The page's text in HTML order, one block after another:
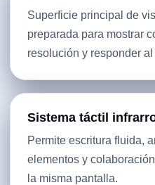
Superficie principal de
preparada para mostrar
resolución y responder
Sistema táctil
Permite escritura fluida,
elementos y
la misma pantalla.